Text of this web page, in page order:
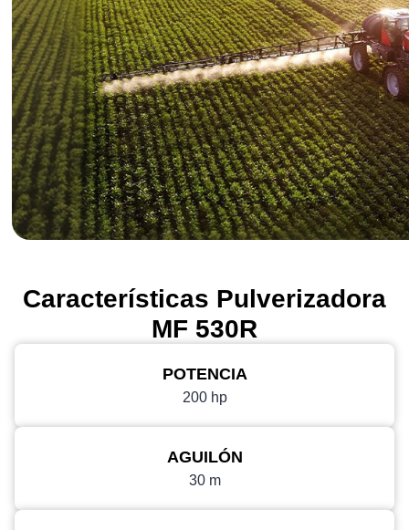
Características Pulverizadora
MF 530R
POTENCIA
200 hp
AGUILÓN
30 m